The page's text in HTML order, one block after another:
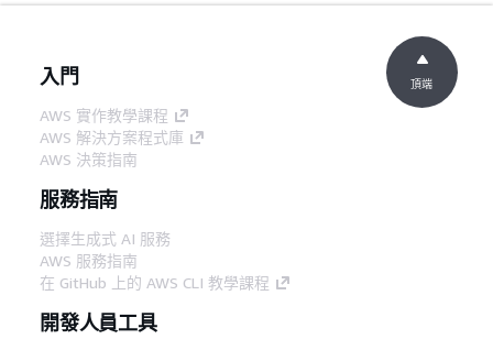
入門
AWS 實作教學課程
AWS 解決方案程式庫
AWS 決策指南
服務指南
選擇生成式 AI 服務
AWS 服務指南
在 GitHub 上的 AWS CLI 教學課程
開發人員工具
頂端